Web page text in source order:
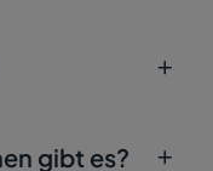
Verhalten und
gibt es?